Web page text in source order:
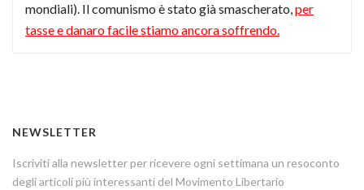
mondiali). Il comunismo è stato già smascherato,per
tasse e danaro facile stiamo ancora soffrendo.
NEWSLETTER
Iscriviti alla newsletter per ricevere ogni settimana un resoconto
degli articoli più interessanti del Movimento Libertario